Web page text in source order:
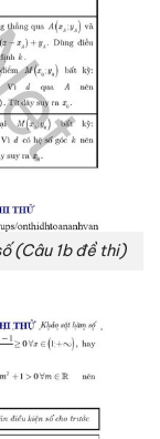
(Câu 1b đề thi)